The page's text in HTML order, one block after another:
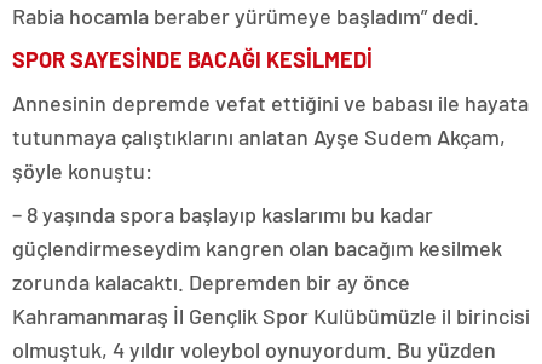
Rabia hocamla beraber yürümeye başladım” dedi.
SPOR SAYESİNDE BACAĞI KESİLMEDİ
Annesinin depremde vefat ettiğini ve babası ile hayata
tutunmaya çalıştıklarını anlatan Ayşe Sudem Akçam,
şöyle konuştu:
– 8 yaşında spora başlayıp kaslarımı bu kadar
güçlendirmeseydim kangren olan bacağım kesilmek
zorunda kalacaktı. Depremden bir ay önce
Kahramanmaraş İl Gençlik Spor Kulübümüzle il birincisi
olmuştuk, 4 yıldır voleybol oynuyordum. Bu yüzden